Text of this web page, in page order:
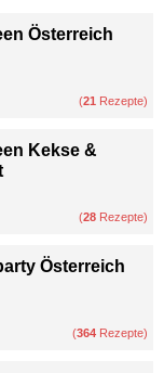
Österreich
(21 Rezepte)
Kekse &
(28 Rezepte)
Österreich
(364 Rezepte)